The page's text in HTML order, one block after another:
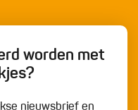
worden met
nieuwsbrief en